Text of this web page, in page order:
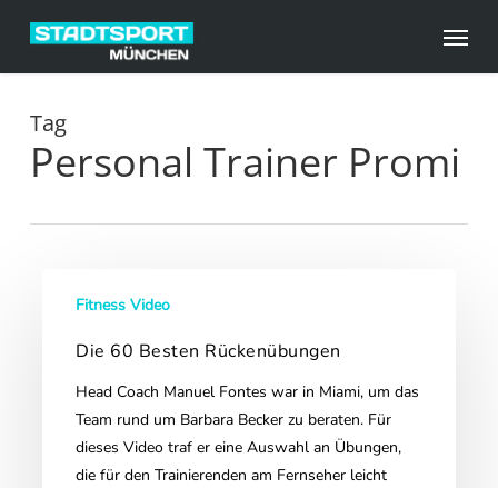
main
Menu
Tag
Personal Trainer Promi
Rückenübungen
Fitness Video
Die 60 Besten Rückenübungen
Head Coach Manuel Fontes war in Miami, um das
Team rund um Barbara Becker zu beraten. Für
dieses Video traf er eine Auswahl an Übungen,
die für den Trainierenden am Fernseher leicht